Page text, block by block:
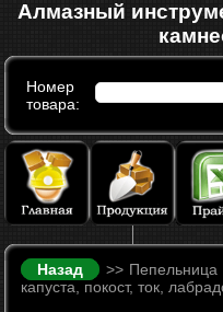
Алмазный
Номер
товара:
Назад
>> Пепельница
капуста, покост, ток,